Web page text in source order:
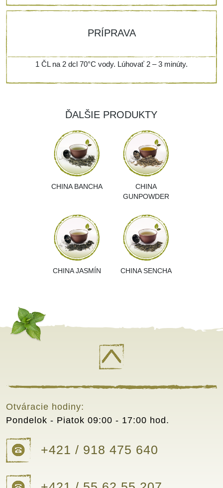
PRÍPRAVA
1 ČL na 2 dcl 70°C vody. Lúhovať 2 – 3 minúty.
ĎALŠIE PRODUKTY
CHINA BANCHA
CHINA
GUNPOWDER
CHINA JASMÍN CHINA SENCHA
+421 / 918 475 640
Otváracie hodiny:
Pondelok - Piatok 09:00 - 17:00 hod.